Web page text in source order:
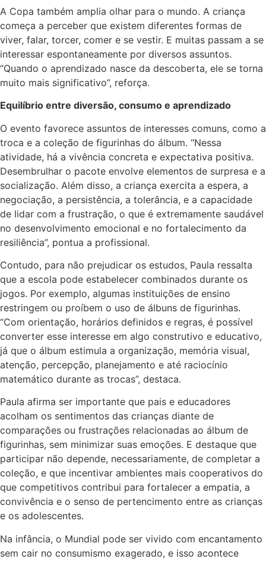
A Copa também amplia olhar para o mundo. A criança
começa a perceber que existem diferentes formas de
viver, falar, torcer, comer e se vestir. E muitas passam a se
interessar espontaneamente por diversos assuntos.
“Quando o aprendizado nasce da descoberta, ele se torna
muito mais significativo”, reforça.
Equilíbrio entre diversão, consumo e aprendizado
O evento favorece assuntos de interesses comuns, como a
troca e a coleção de figurinhas do álbum. “Nessa
atividade, há a vivência concreta e expectativa positiva.
Desembrulhar o pacote envolve elementos de surpresa e a
socialização. Além disso, a criança exercita a espera, a
negociação, a persistência, a tolerância, e a capacidade
de lidar com a frustração, o que é extremamente saudável
no desenvolvimento emocional e no fortalecimento da
resiliência”, pontua a profissional.
Contudo, para não prejudicar os estudos, Paula ressalta
que a escola pode estabelecer combinados durante os
jogos. Por exemplo, algumas instituições de ensino
restringem ou proíbem o uso de álbuns de figurinhas.
“Com orientação, horários definidos e regras, é possível
converter esse interesse em algo construtivo e educativo,
já que o álbum estimula a organização, memória visual,
atenção, percepção, planejamento e até raciocínio
matemático durante as trocas”, destaca.
Paula afirma ser importante que pais e educadores
acolham os sentimentos das crianças diante de
comparações ou frustrações relacionadas ao álbum de
figurinhas, sem minimizar suas emoções. E destaque que
participar não depende, necessariamente, de completar a
coleção, e que incentivar ambientes mais cooperativos do
que competitivos contribui para fortalecer a empatia, a
convivência e o senso de pertencimento entre as crianças
e os adolescentes.
Na infância, o Mundial pode ser vivido com encantamento
sem cair no consumismo exagerado, e isso acontece